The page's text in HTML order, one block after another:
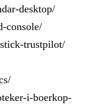
desktop/
console/
trustpilot/
i-boerkop-